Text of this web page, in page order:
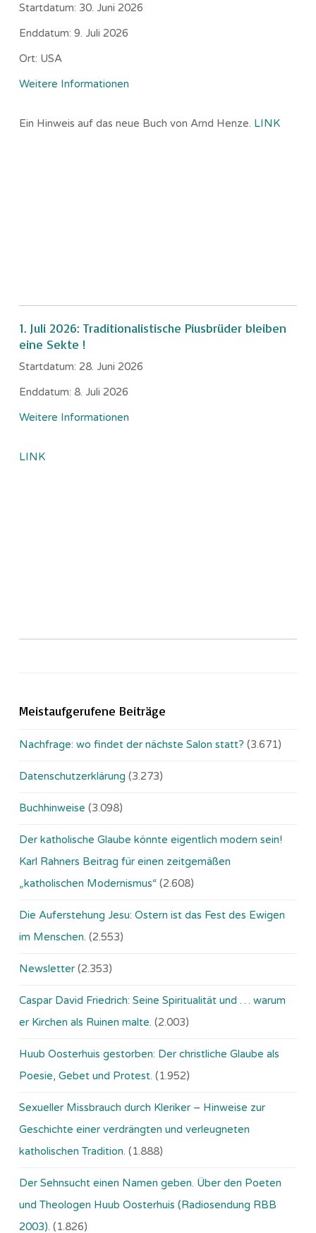
Startdatum: 30. Juni 2026
Enddatum: 9. Juli 2026
Ort: USA
Weitere Informationen
Ein Hinweis auf das neue Buch von Arnd Henze. LINK
1. Juli 2026: Traditionalistische Piusbrüder bleiben
eine Sekte !
Startdatum: 28. Juni 2026
Enddatum: 8. Juli 2026
Weitere Informationen
LINK
Meistaufgerufene Beiträge
Nachfrage: wo findet der nächste Salon statt? (3.671)
Datenschutzerklärung (3.273)
Buchhinweise (3.098)
Der katholische Glaube könnte eigentlich modern sein!
Karl Rahners Beitrag für einen zeitgemäßen
„katholischen Modernismus“ (2.608)
Die Auferstehung Jesu: Ostern ist das Fest des Ewigen
im Menschen. (2.553)
Newsletter (2.353)
Caspar David Friedrich: Seine Spiritualität und … warum
er Kirchen als Ruinen malte. (2.003)
Huub Oosterhuis gestorben: Der christliche Glaube als
Poesie, Gebet und Protest. (1.952)
Sexueller Missbrauch durch Kleriker – Hinweise zur
Geschichte einer verdrängten und verleugneten
katholischen Tradition. (1.888)
Der Sehnsucht einen Namen geben. Über den Poeten
und Theologen Huub Oosterhuis (Ra­dio­sen­dung RBB
2003). (1.826)